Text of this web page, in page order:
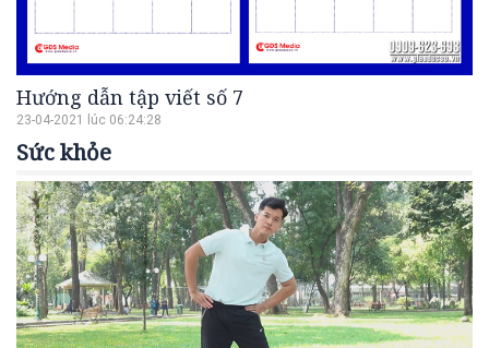
Hướng dẫn tập viết số 7
23-04-2021 lúc 06:24:28
Sức khỏe